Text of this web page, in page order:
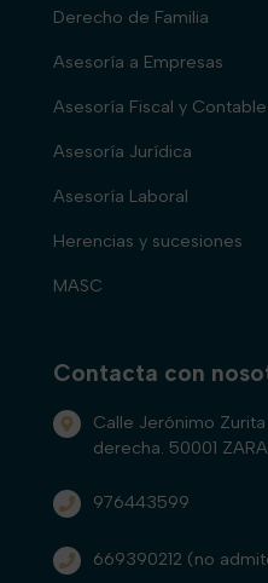
Derecho de Familia
Asesoría a Empresas
Asesoría Fiscal y Contable
Asesoría Jurídica
Asesoría Laboral
Herencias y sucesiones
MASC
Contacta con
Calle Jerónimo
derecha. 50001
976443599
669390212 (no